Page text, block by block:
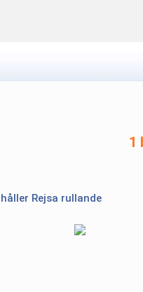
1
Rejsa rullande